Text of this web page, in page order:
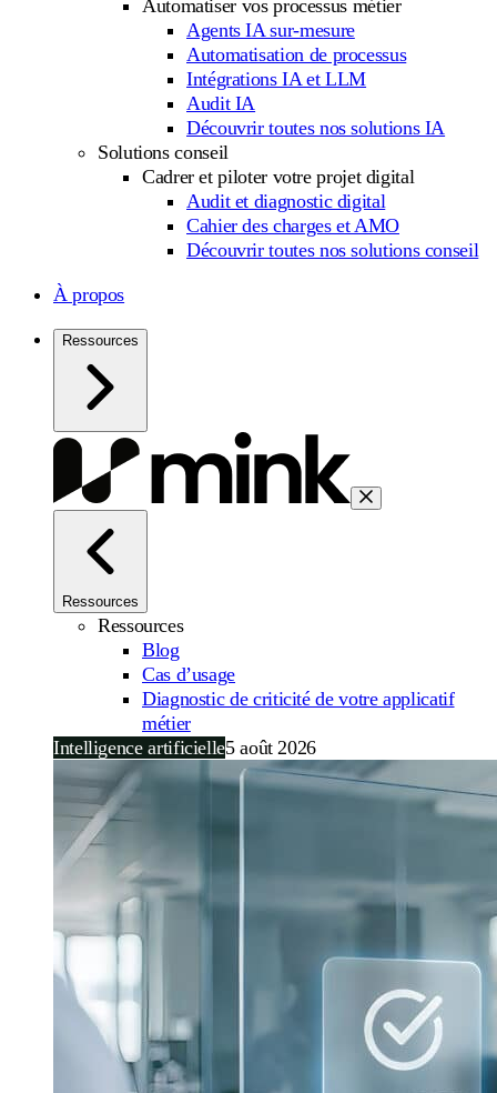
Automatiser vos processus métier
Agents IA sur-mesure
Automatisation de processus
Intégrations IA et LLM
Audit IA
Découvrir toutes nos solutions IA
Solutions conseil
Cadrer et piloter votre projet digital
Audit et diagnostic digital
Cahier des charges et AMO
Découvrir toutes nos solutions conseil
À propos
Ressources
Ressources
Ressources
Blog
Cas d’usage
Diagnostic de criticité de votre applicatif
métier
Intelligence artificielle5 août 2026